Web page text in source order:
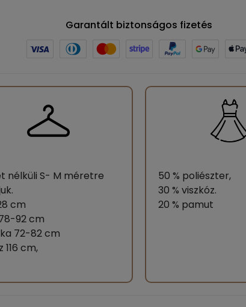
Garantált biztonságos fizetés
nélküli S- M méretre
cm
92 cm
72-82 cm
116 cm,
50 % poliészter,
30 % viszkóz.
20 % pamut